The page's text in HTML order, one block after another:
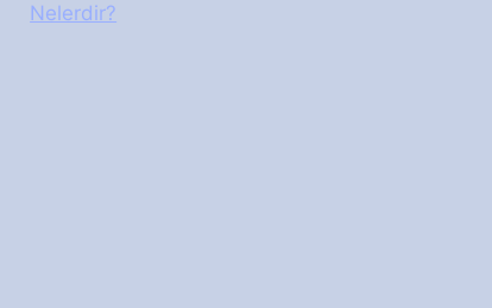
Nelerdir?